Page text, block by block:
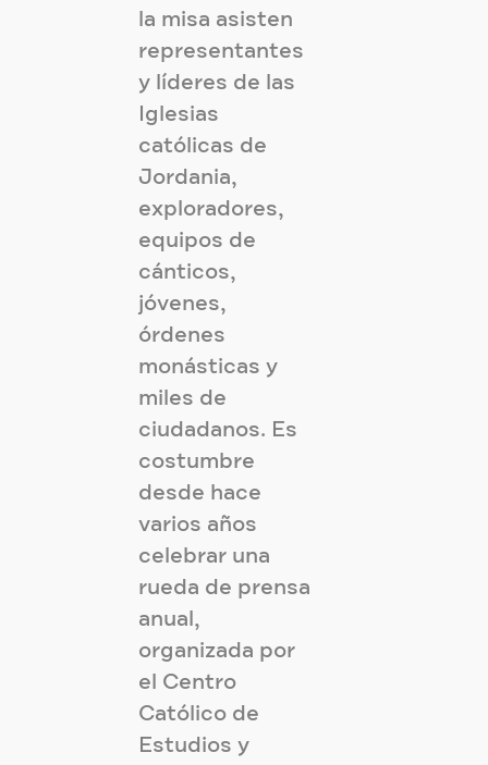
la misa asisten
representantes
y líderes de las
Iglesias
católicas de
Jordania,
exploradores,
equipos de
cánticos,
jóvenes,
órdenes
monásticas y
miles de
ciudadanos. Es
costumbre
desde hace
varios años
celebrar una
rueda de prensa
anual,
organizada por
el Centro
Católico de
Estudios y